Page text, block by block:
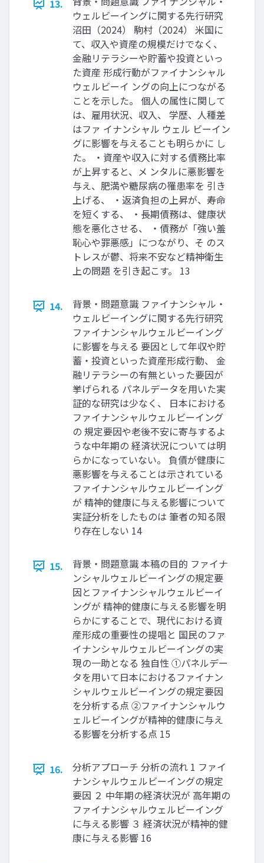
13.
ウェルビーイングに関する先行研究
沼田（2024） 駒村（2024） 米国に
て、収入や資産の規模だけでなく、
金融リテラシーや貯蓄や投資といっ
た資産 形成行動がファイナンシャル
ウェルビーイ ングの向上につながる
ことを示した。 個人の属性に関して
は、雇用状況、収入、 学歴、人種差
はファ イナンシャル ウェル ビーイン
グに影響を与えることも明らかに し
た。 ・資産や収入に対する債務比率
が上昇すると、メ ンタルに悪影響を
与え、肥満や糖尿病の罹患率を 引き
上げる、 ・返済負担の上昇が、寿命
を短くする、 ・長期債務は、健康状
態を悪化させる、 ・債務が「強い羞
恥心や罪悪感」につながり、そ のス
トレスが鬱、将来不安など精神衛生
上の問題 を引き起こす。 13
14.
背景・問題意識 ファイナンシャル・
ウェルビーイングに関する先行研究
ファイナンシャルウェルビーイング
に影響を与える 要因として年収や貯
蓄・投資といった資産形成行動、 金
融リテラシーの有無といった要因が
挙げられる パネルデータを用いた実
証的な研究は少なく、 日本における
ファイナンシャルウェルビーイング
の 規定要因や老後不安に寄与するよ
うな中年期の 経済状況については明
らかになっていない。 負債が健康に
悪影響を与えることは示されている
ファイナンシャルウェルビーイング
が 精神的健康に与える影響について
実証分析をしたものは 筆者の知る限
り存在しない 14
15.
背景・問題意識 本稿の目的 ファイナ
ンシャルウェルビーイングの規定要
因とファイナンシャルウェルビーイ
ングが 精神的健康に与える影響を明
らかにすることで、現代における資
産形成の重要性の提唱と 国民のファ
イナンシャルウェルビーイングの実
現の一助となる 独自性 ①パネルデー
タを用いて日本におけるファイナン
シャルウェルビーイングの規定要因
を分析する点 ②ファイナンシャルウ
ェルビーイングが精神的健康に与え
る影響を分析する点 15
16.
分析アプローチ 分析の流れ 1 ファイ
ナンシャルウェルビーイングの規定
要因 ２ 中年期の経済状況が 高年期の
ファイナンシャルウェルビーイング
に与える影響 ３ 経済状況が精神的健
康に与える影響 16